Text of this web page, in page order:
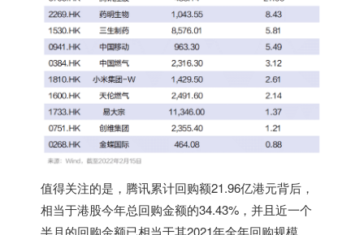
值得关注的是，腾讯累计回购额21.96亿港元背后，
相当于港股今年总回购金额的34.43%，并且近一个
半月的回购金额已相当于其2021年全年回购规模